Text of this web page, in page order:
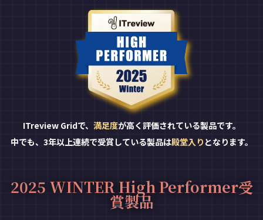
ITreview Gridで、 満足度が高く評価されている製品です。
中でも、3年以上連続で受賞している製品は殿堂入り となります。
2025 WINTER High Performer受
賞製品